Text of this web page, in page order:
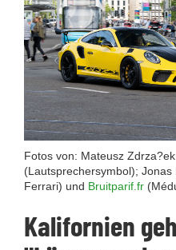
Fotos von: Mateusz
(Lautsprechersymbol); Jonas
Ferrari) und Bruitparif.fr
Kalifornien